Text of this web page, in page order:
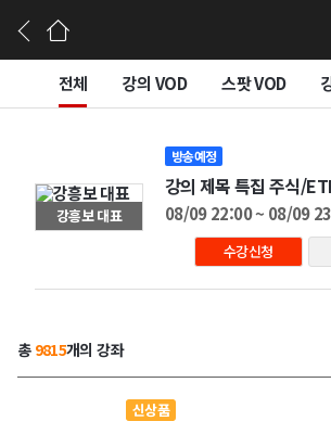
전체 강의 VOD 스팟 VOD
강흥보 대표
방송예정
강의 제목 특집 주식/
08/09 22:00 ~ 08/09
수강신청
총 9815개의 강좌
신상품